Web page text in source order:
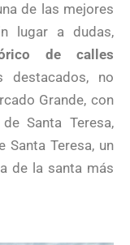
de las mejores
lugar a dudas,
de calles
destacados, no
Grande, con
Santa Teresa,
Santa Teresa, un
de la santa más